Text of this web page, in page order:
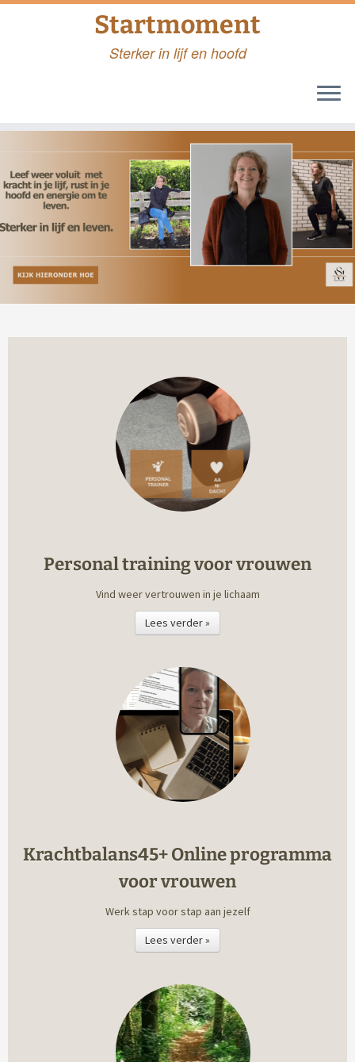
Startmoment
Sterker in lijf en hoofd
Personal training voor vrouwen
Vind weer vertrouwen in je lichaam
Lees verder »
Krachtbalans45+ Online programma
voor vrouwen
Werk stap voor stap aan jezelf
Lees verder »